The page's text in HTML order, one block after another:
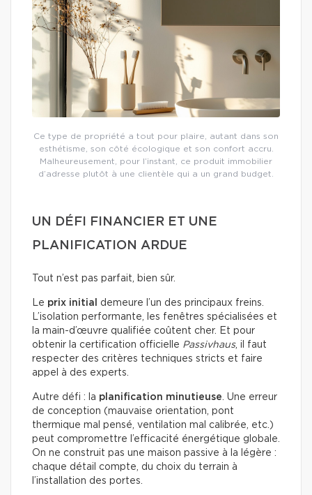
Ce type de propriété a tout pour plaire, autant dans son
esthétisme, son côté écologique et son confort accru.
Malheureusement, pour l’instant, ce produit immobilier
d’adresse plutôt à une clientèle qui a un grand budget.
UN DÉFI FINANCIER ET UNE
PLANIFICATION ARDUE
Tout n’est pas parfait, bien sûr.
Le prix initial
demeure l’un des principaux freins.
L’isolation performante, les fenêtres spécialisées et
la main-d’œuvre qualifiée coûtent cher. Et pour
obtenir la certification officielle Passivhaus, il faut
respecter des critères techniques stricts et faire
appel à des experts.
Autre défi : la planification minutieuse. Une erreur
de conception (mauvaise orientation, pont
thermique mal pensé, ventilation mal calibrée, etc.)
peut compromettre l’efficacité énergétique globale.
On ne construit pas une maison passive à la légère :
chaque détail compte, du choix du terrain à
l’installation des portes.